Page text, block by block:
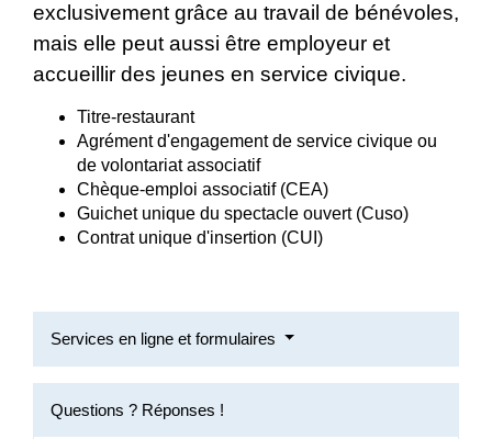
exclusivement grâce au travail de bénévoles,
mais elle peut aussi être employeur et
accueillir des jeunes en service civique.
Titre-restaurant
Agrément d'engagement de service civique ou
de volontariat associatif
Chèque-emploi associatif (CEA)
Guichet unique du spectacle ouvert (Cuso)
Contrat unique d'insertion (CUI)
Services en ligne et formulaires
Questions ? Réponses !